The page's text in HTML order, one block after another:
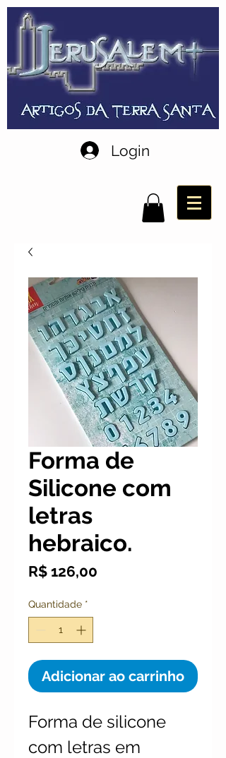
Login
Forma de
Silicone com
letras
hebraico.
R$ 126,00
Quantidade *
Adicionar ao carrinho
Forma de silicone
com letras em